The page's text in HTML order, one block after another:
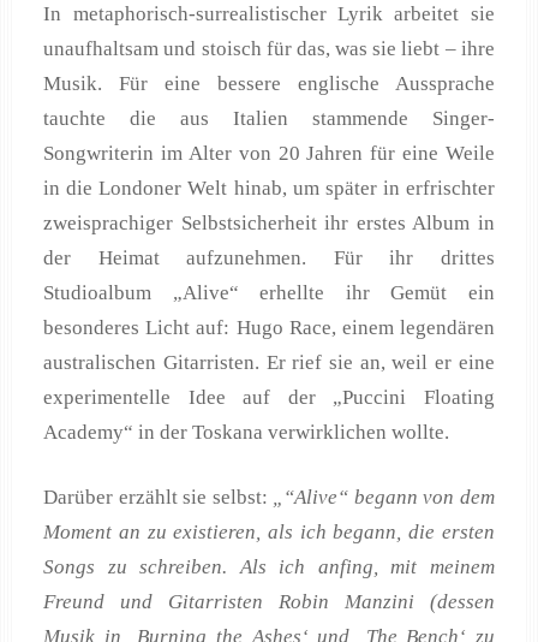
In metaphorisch-surrealistischer Lyrik arbeitet sie
unaufhaltsam und stoisch für das, was sie liebt – ihre
Musik. Für eine bessere englische Aussprache
tauchte die aus Italien stammende Singer-
Songwriterin im Alter von 20 Jahren für eine Weile
in die Londoner Welt hinab, um später in erfrischter
zweisprachiger Selbstsicherheit ihr erstes Album in
der Heimat aufzunehmen. Für ihr drittes
Studioalbum „Alive“ erhellte ihr Gemüt ein
besonderes Licht auf: Hugo Race, einem legendären
australischen Gitarristen. Er rief sie an, weil er eine
experimentelle Idee auf der „Puccini Floating
Academy“ in der Toskana verwirklichen wollte.
Darüber erzählt sie selbst: „“Alive“ begann von dem
Moment an zu existieren, als ich begann, die ersten
Songs zu schreiben. Als ich anfing, mit meinem
Freund und Gitarristen Robin Manzini (dessen
Musik in ‚Burning the Ashes‘ und ‚The Bench‘ zu